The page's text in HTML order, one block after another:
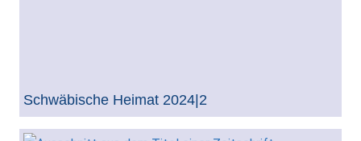
Schwäbische Heimat 2024|2